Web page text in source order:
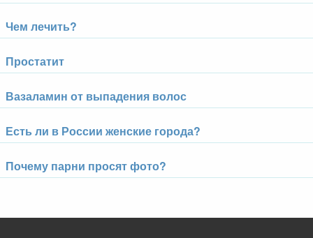
Чем лечить?
Простатит
Вазаламин от выпадения волос
Есть ли в России женские города?
Почему парни просят фото?